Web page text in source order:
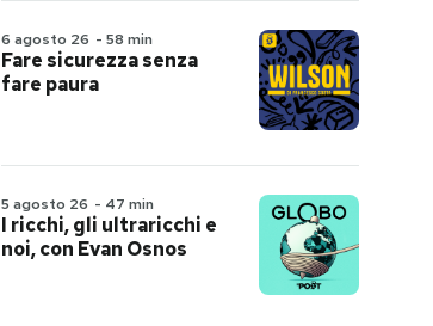
6 agosto 26 - 58 min
Fare sicurezza senza
fare paura
5 agosto 26 - 47 min
I ricchi, gli ultraricchi e
noi, con Evan Osnos